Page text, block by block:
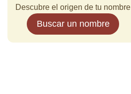
Descubre el origen de tu nombre
Buscar un nombre